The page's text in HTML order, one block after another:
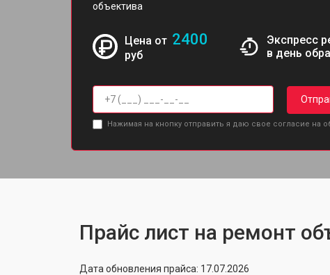
объектива
Цена от 2400
руб
Экспресс
в день
Нажимая на кнопку отправить я даю свое согласие на
Прайс лист на ремонт
Дата обновления прайса: 17.07.2026